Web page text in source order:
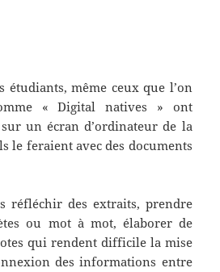
étudiants, même ceux que l’on
« Digital natives » ont
un écran d’ordinateur de la
le feraient avec des documents
réfléchir des extraits, prendre
ou mot à mot, élaborer de
qui rendent difficile la mise
des informations entre